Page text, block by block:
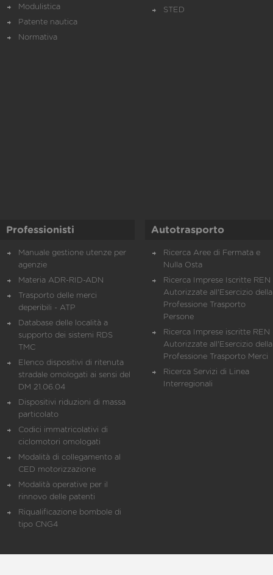
Modulistica
Patente nautica
Normativa
STED
Professionisti
Manuale gestione utenze per
agenzie
Materia ADR-RID-ADN
Trasporto delle merci
deperibili - ATP
Database delle località a
supporto dei sistemi RDS
TMC
Elenco dispositivi di ritenuta
stradale omologati ai sensi del
DM 21.06.04
Dispositivi riduzioni di massa
particolato
Codici immatricolativi di
ciclomotori omologati
Modalità di collegamento al
CED motorizzazione
Modalità operative per il
rinnovo delle patenti
Riqualificazione bombole di
tipo CNG4
Autotrasporto
Ricerca Aree di Fermata e
Nulla Osta
Ricerca Imprese Iscritte REN
Autorizzate all'Esercizio della
Professione Trasporto
Persone
Ricerca Imprese iscritte REN
Autorizzate all'Esercizio della
Professione Trasporto Merci
Ricerca Servizi di Linea
Interregionali